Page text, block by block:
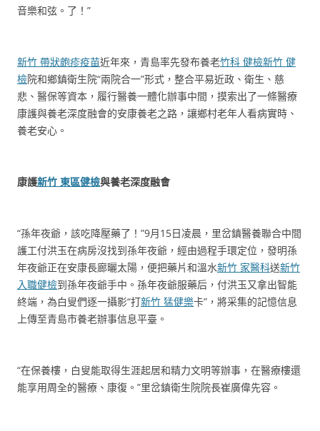
音樂和弦。了！”
新竹 帶狀皰疹疫苗近年來，青島率先發布養老竹科 健檢新竹 健
檢院和鄉鎮衛生院“兩院合一”形式，整合平易近政、衛生、慈
悲、醫保等資本，履行醫養一體化辦事中間，摸索出了一條醫療
康護與養老深度融會的安康養老之路，讓鄉村老年人看病實時、
養老安心。
康護新竹 東區健檢與養老深度融會
“孫年夜爺，該吃降壓藥了！”9月15日凌晨，里岔鎮醫養聯合中間
護工付洪玉在病房沒找到孫年夜爺，經由過程手環定位，發明孫
年夜爺正在安康長廊曬太陽，便把藥片和溫水新竹 家醫科送新竹
入職健檢到孫年夜爺手中。孫年夜爺服藥后，付洪玉又拿出智能
終端，為白叟們逐一攝影“打新竹 猛健樂卡”，將采集的記憶信息
上傳至青島市養老辦事信息平臺。
“在保養樓，白叟能取得生涯起居和精力文明等辦事，在醫療樓還
能享用周全的醫療、康復。”里岔鎮衛生院院長崔廣偉先容。